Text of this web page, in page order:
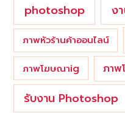
photoshop ง
ภาพหัวร้านค้าออนไลน์
ภาพโฆษณาig ภาพ
รับงาน Photoshop